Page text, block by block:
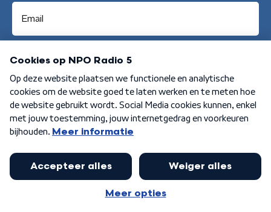
Aanmelden
Algemene voorwaarden